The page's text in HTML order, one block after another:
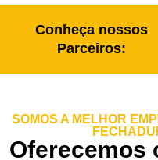
Conheça nossos
Parceiros:
SOMOS A MELHOR
Oferecemos